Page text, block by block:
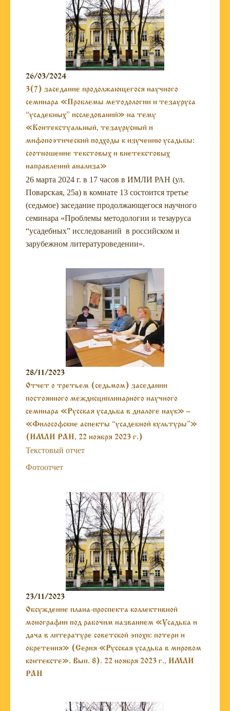
26/03/2024
3(7) заседание продолжающегося научного
семинара «Проблемы методологии и тезауруса
“усадебных” исследований» на тему
«Контекстуальный, тезаурусный и
мифопоэтический подходы к изучению усадьбы:
соотношение текстовых и внетекстовых
направлений анализа»
26 марта 2024 г. в 17 часов в ИМЛИ РАН (ул.
Поварская, 25а) в комнате 13 состоится третье
(седьмое) заседание продолжающегося научного
семинара «Проблемы методологии и тезауруса
“усадебных” исследований в российском и
зарубежном литературоведении».
28/11/2023
Отчет о третьем (седьмом) заседании
постоянного междисциплинарного научного
семинара «Русская усадьба в диалоге наук» –
«Философские аспекты “усадебной культуры”»
(ИМЛИ РАН, 22 ноября 2023 г.)
Текстовый отчет
Фотоотчет
23/11/2023
Обсуждение плана-проспекта коллективной
монографии под рабочим названием «Усадьба и
дача в литературе советской эпохи: потери и
обретения» (Серия «Русская усадьба в мировом
контексте». Вып. 8). 22 ноября 2023 г., ИМЛИ
РАН